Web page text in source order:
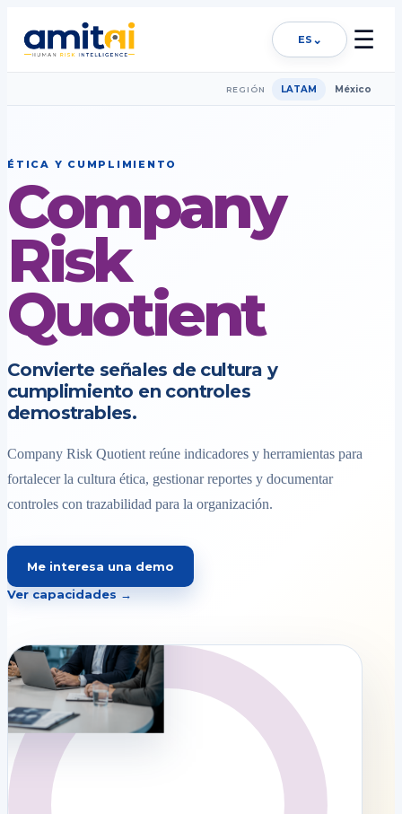
ES ⌄ ☰
REGIÓN LATAM México
ÉTICA Y CUMPLIMIENTO
Company
Risk
Quotient
Convierte señales de cultura y
cumplimiento en controles
demostrables.
Company Risk Quotient reúne indicadores y herramientas para
fortalecer la cultura ética, gestionar reportes y documentar
controles con trazabilidad para la organización.
Me interesa una demo
Ver capacidades →